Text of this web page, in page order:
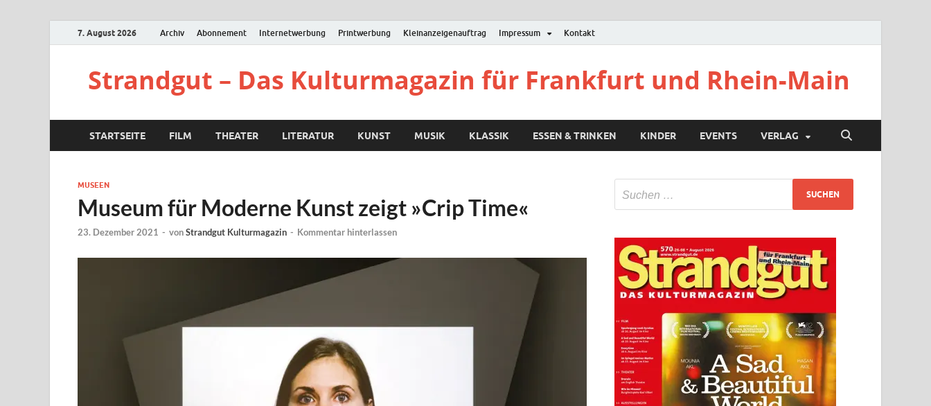
7. August 2026 Archiv Abonnement Internetwerbung Printwerbung Kleinanzeigenauftrag Impressum Kontakt
Strandgut – Das Kulturmagazin für Frankfurt und Rhein-Main
STARTSEITE FILM THEATER LITERATUR KUNST MUSIK KLASSIK ESSEN & TRINKEN KINDER EVENTS VERLAG
MUSEEN
Museum für Moderne Kunst zeigt »Crip Time«
23. Dezember 2021 - vonStrandgut Kulturmagazin - Kommentar hinterlassen